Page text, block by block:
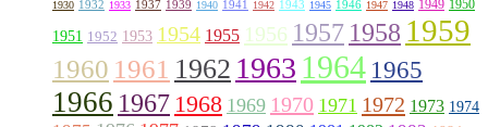
1930 1932 1933 1937 1939 1940 1941 1942 1943 1945 1946 1947 1948 1949 1950
1951 1952 1953 1954 1955 1956 1957 1958 1959
1960 1961 1962 1963 1964 1965
1966 1967 1968 1969 1970 1971 1972 1973 1974